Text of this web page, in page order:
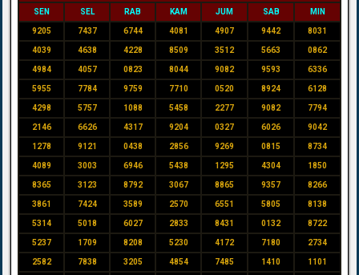
SEN SEL RAB KAM JUM SAB MIN
9205 7437 6744 4081 4907 9442 8031
4039 4638 4228 8509 3512 5663 0862
4984 4057 0823 8044 9082 9593 6336
5955 7784 9759 7710 0520 8924 6128
4298 5757 1088 5458 2277 9082 7794
2146 6626 4317 9204 0327 6026 9042
1278 9121 0438 2856 9269 0815 8734
4089 3003 6946 5438 1295 4304 1850
8365 3123 8792 3067 8865 9357 8266
3861 7424 3589 2570 6551 5805 8138
5314 5018 6027 2833 8431 0132 8722
5237 1709 8208 5230 4172 7180 2734
2582 7838 3205 4854 7485 1410 1101